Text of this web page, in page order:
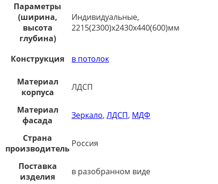
Параметры
(ширина,
высота
глубина)
Индивидуальные,
2215(2300)х2430х440(600)мм
Конструкция в потолок
Материал
корпуса
ЛДСП
Материал
фасада
Зеркало, ЛДСП, МДФ
Страна
производитель Россия
Поставка
изделия
в разобранном виде